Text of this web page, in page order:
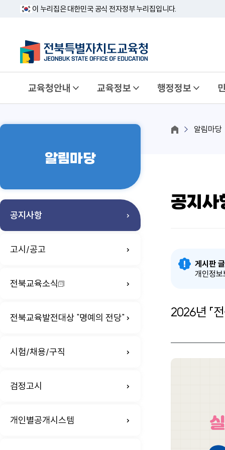
이 누리집은 대한민국 공식 전자정부 누리집입니다.
교육청안내 교육정보 행정정보
알림마당
공지사항
고시/공고
전북교육소식
전북교육발전대상 "명예의 전당"
시험/채용/구직
검정고시
개인별공개시스템
알림마당
공지사
게시판
개인정
2026년 「